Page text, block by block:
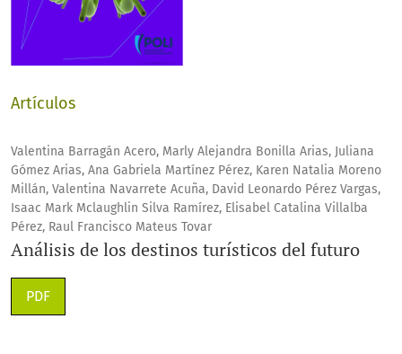
Artículos
Valentina Barragán Acero, Marly Alejandra Bonilla Arias, Juliana
Gómez Arias, Ana Gabriela Martínez Pérez, Karen Natalia Moreno
Millán, Valentina Navarrete Acuña, David Leonardo Pérez Vargas,
Isaac Mark Mclaughlin Silva Ramírez, Elisabel Catalina Villalba
Pérez, Raul Francisco Mateus Tovar
Análisis de los destinos turísticos del futuro
PDF